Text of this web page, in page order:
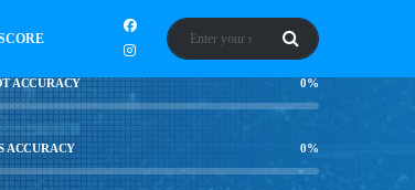
ACCURACY 0%
ACCURACY 0%